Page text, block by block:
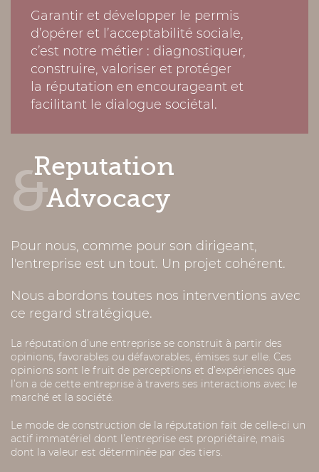
Garantir et développer le permis
d’opérer et l’acceptabilité sociale,
c’est notre métier : diagnostiquer,
construire, valoriser et protéger
la réputation en encourageant et
facilitant le dialogue sociétal.
Reputation
Advocacy
Pour nous, comme pour son dirigeant,
l'entreprise est un tout. Un projet cohérent.
Nous abordons toutes nos interventions avec
ce regard stratégique.
La réputation d’une entreprise se construit à partir des
opinions, favorables ou défavorables, émises sur elle. Ces
opinions sont le fruit de perceptions et d’expériences que
l’on a de cette entreprise à travers ses interactions avec le
marché et la société.
Le mode de construction de la réputation fait de celle-ci un
actif immatériel dont l’entreprise est propriétaire, mais
dont la valeur est déterminée par des tiers.